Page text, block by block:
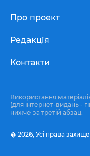
Про проект
Редакція
Контакти
Використання
(для інтернет-видань -
нижче за третій абзац.
� 2026, Усі права